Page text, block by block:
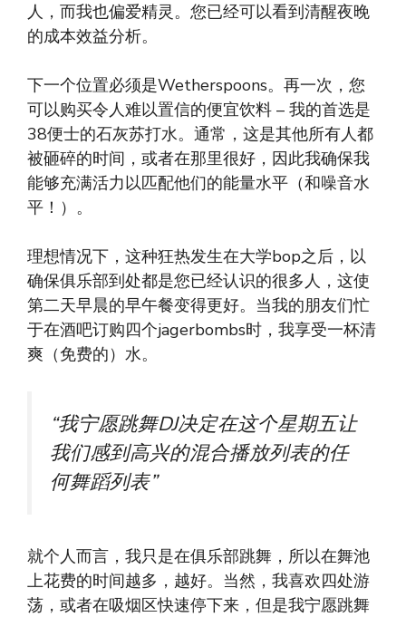
人，而我也偏爱精灵。您已经可以看到清醒夜晚
的成本效益分析。
下一个位置必须是Wetherspoons。再一次，您
可以购买令人难以置信的便宜饮料 – 我的首选是
38便士的石灰苏打水。通常，这是其他所有人都
被砸碎的时间，或者在那里很好，因此我确保我
能够充满活力以匹配他们的能量水平（和噪音水
平！）。
理想情况下，这种狂热发生在大学bop之后，以
确保俱乐部到处都是您已经认识的很多人，这使
第二天早晨的早午餐变得更好。当我的朋友们忙
于在酒吧订购四个jagerbombs时，我享受一杯清
爽（免费的）水。
“我宁愿跳舞DJ决定在这个星期五让
我们感到高兴的混合播放列表的任
何舞蹈列表”
就个人而言，我只是在俱乐部跳舞，所以在舞池
上花费的时间越多，越好。当然，我喜欢四处游
荡，或者在吸烟区快速停下来，但是我宁愿跳舞